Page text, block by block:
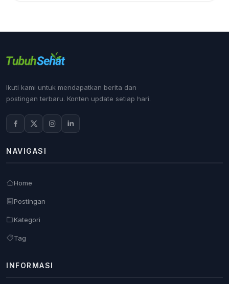
Ikuti kami untuk mendapatkan berita dan
postingan terbaru. Konten update setiap hari.
NAVIGASI
Home
Postingan
Kategori
Tag
INFORMASI